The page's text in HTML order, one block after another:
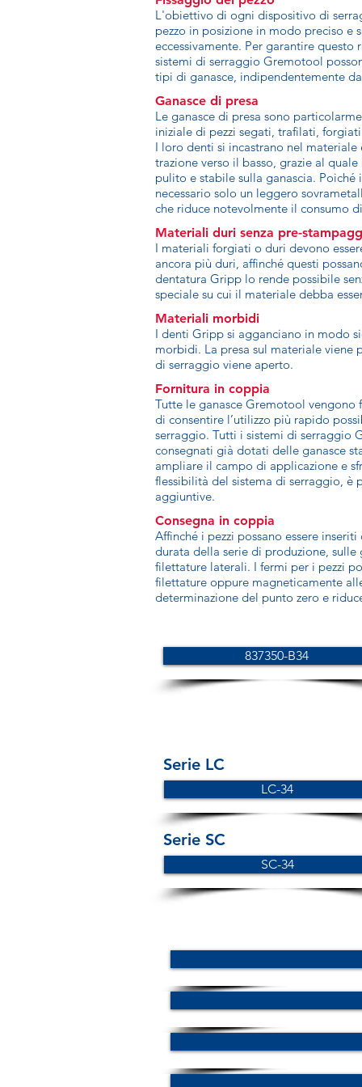
L'obiettivo di ogni dispositivo di
pezzo in posizione in modo preciso e
eccessivamente. Per garantire questo
sistemi di serraggio Gremotool
tipi di ganasce, indipendentemente
Ganasce di presa
Le ganasce di presa sono
iniziale di pezzi segati, trafilati,
I loro denti si incastrano nel
trazione verso il basso, grazie al
pulito e stabile sulla ganascia.
necessario solo un leggero
che riduce notevolmente il consumo
Materiali duri senza pre-
I materiali forgiati o duri devono
ancora più duri, affinché questi
dentatura Gripp lo rende possibile
speciale su cui il materiale debba
Materiali morbidi
I denti Gripp si agganciano in modo
morbidi. La presa sul materiale viene
di serraggio viene aperto.
Fornitura in coppia
Tutte le ganasce Gremotool
di consentire l’utilizzo più rapido
serraggio. Tutti i sistemi di serraggio
consegnati già dotati delle ganasce
ampliare il campo di applicazione e
flessibilità del sistema di serraggio, è
aggiuntive.
Consegna in coppia
Affinché i pezzi possano essere
durata della serie di produzione, sulle
filettature laterali. I fermi per i pezzi
filettature oppure magneticamente
determinazione del punto zero e
837350-B34
Serie LC
LC-34
Serie SC
SC-34